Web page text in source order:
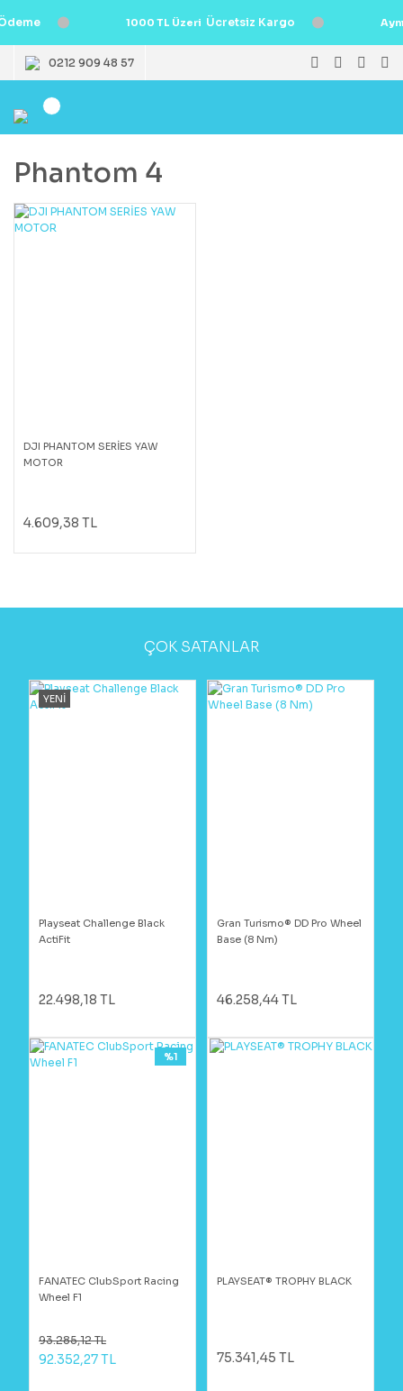
1000 TL Üzeri Ücretsiz Kargo
0212 909 48 57
Phantom 4
DJI PHANTOM SERİES YAW
MOTOR
4.609,38 TL
ÇOK SATANLAR
YENİ
Playseat Challenge Black
ActiFit
22.498,18 TL
Gran Turismo® DD Pro Wheel
Base (8 Nm)
46.258,44 TL
FANATEC ClubSport Racing
Wheel F1
%1
93.285,12 TL
92.352,27 TL
PLAYSEAT® TROPHY BLACK
75.341,45 TL